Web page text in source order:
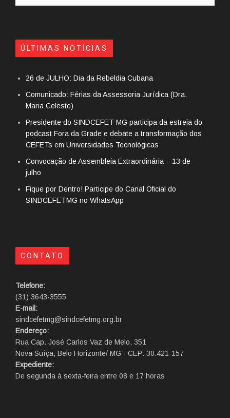
ÚLTIMAS NOTÍCIAS
26 de JULHO: Dia da Rebeldia Cubana
Comunicado: Férias da Assessoria Jurídica (Dra.
Maria Celeste)
Presidente do SINDCEFET-MG participa da estreia do
podcast Fora da Grade e debate a transformação dos
CEFETs em Universidades Tecnológicas
Convocação de Assembleia Extraordinária – 13 de
julho
Fique por Dentro! Participe do Canal Oficial do
SINDCEFETMG no WhatsApp
CONTATO
Telefone:
(31) 3643-3555
E-mail:
sindcefetmg@sindcefetmg.org.br
Endereço:
Rua Cap. José Carlos Vaz de Melo, 351
Nova Suíça, Belo Horizonte/ MG - CEP: 30.421-157
Expediente:
De segunda à sexta-feira entre 08 e 17 horas